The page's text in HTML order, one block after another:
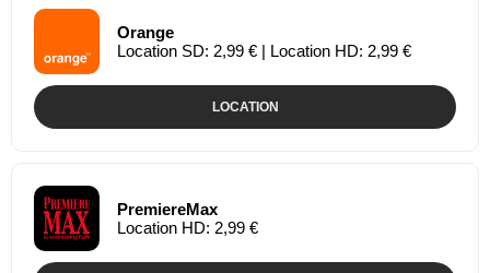
Orange
Location SD: 2,99 € | Location HD: 2,99 €
LOCATION
PremiereMax
Location HD: 2,99 €